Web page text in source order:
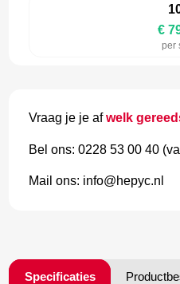
€
per
Vraag je je afwelk
Bel ons: 0228 53 00 40
Mail ons: info@hepyc.nl
Specificaties